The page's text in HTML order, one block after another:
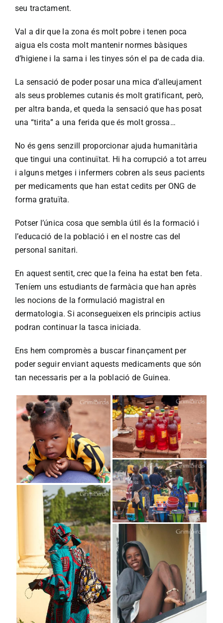
seu tractament.
Val a dir que la zona és molt pobre i tenen poca
aigua els costa molt mantenir normes bàsiques
d’higiene i la sarna i les tinyes són el pa de cada dia.
La sensació de poder posar una mica d’alleujament
als seus problemes cutanis és molt gratificant, però,
per altra banda, et queda la sensació que has posat
una “tirita” a una ferida que és molt grossa…
No és gens senzill proporcionar ajuda humanitària
que tingui una continuïtat. Hi ha corrupció a tot arreu
i alguns metges i infermers cobren als seus pacients
per medicaments que han estat cedits per ONG de
forma gratuïta.
Potser l’única cosa que sembla útil és la formació i
l’educació de la població i en el nostre cas del
personal sanitari.
En aquest sentit, crec que la feina ha estat ben feta.
Teníem uns estudiants de farmàcia que han après
les nocions de la formulació magistral en
dermatologia. Si aconsegueixen els principis actius
podran continuar la tasca iniciada.
Ens hem compromès a buscar finançament per
poder seguir enviant aquests medicaments que són
tan necessaris per a la població de Guinea.